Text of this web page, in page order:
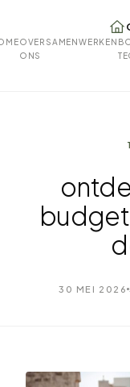
OVER
ONS
SAMENWERKEN
30 MEI 2026